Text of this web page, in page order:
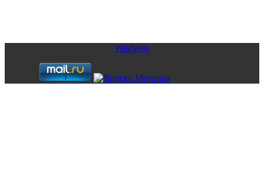
WildWeb